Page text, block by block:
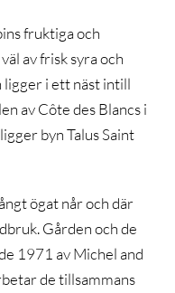
fruktiga och
av frisk syra och
i ett näst intill
av Côte des Blancs i
byn Talus Saint
ögat når och där
Gården och de
1971 av Michel and
de tillsammans